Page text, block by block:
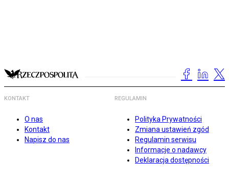
KONTAKT
O nas
Kontakt
Napisz do nas
REGULAMIN
Polityka Prywatności
Zmiana ustawień zgód
Regulamin serwisu
Informacje o nadawcy
Deklaracja dostępności